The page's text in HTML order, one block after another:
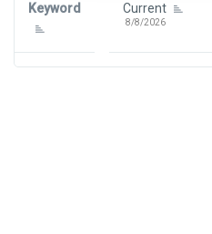
Keyword Current
8/8/2026